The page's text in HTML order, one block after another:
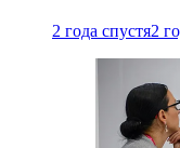
2 года спустя2